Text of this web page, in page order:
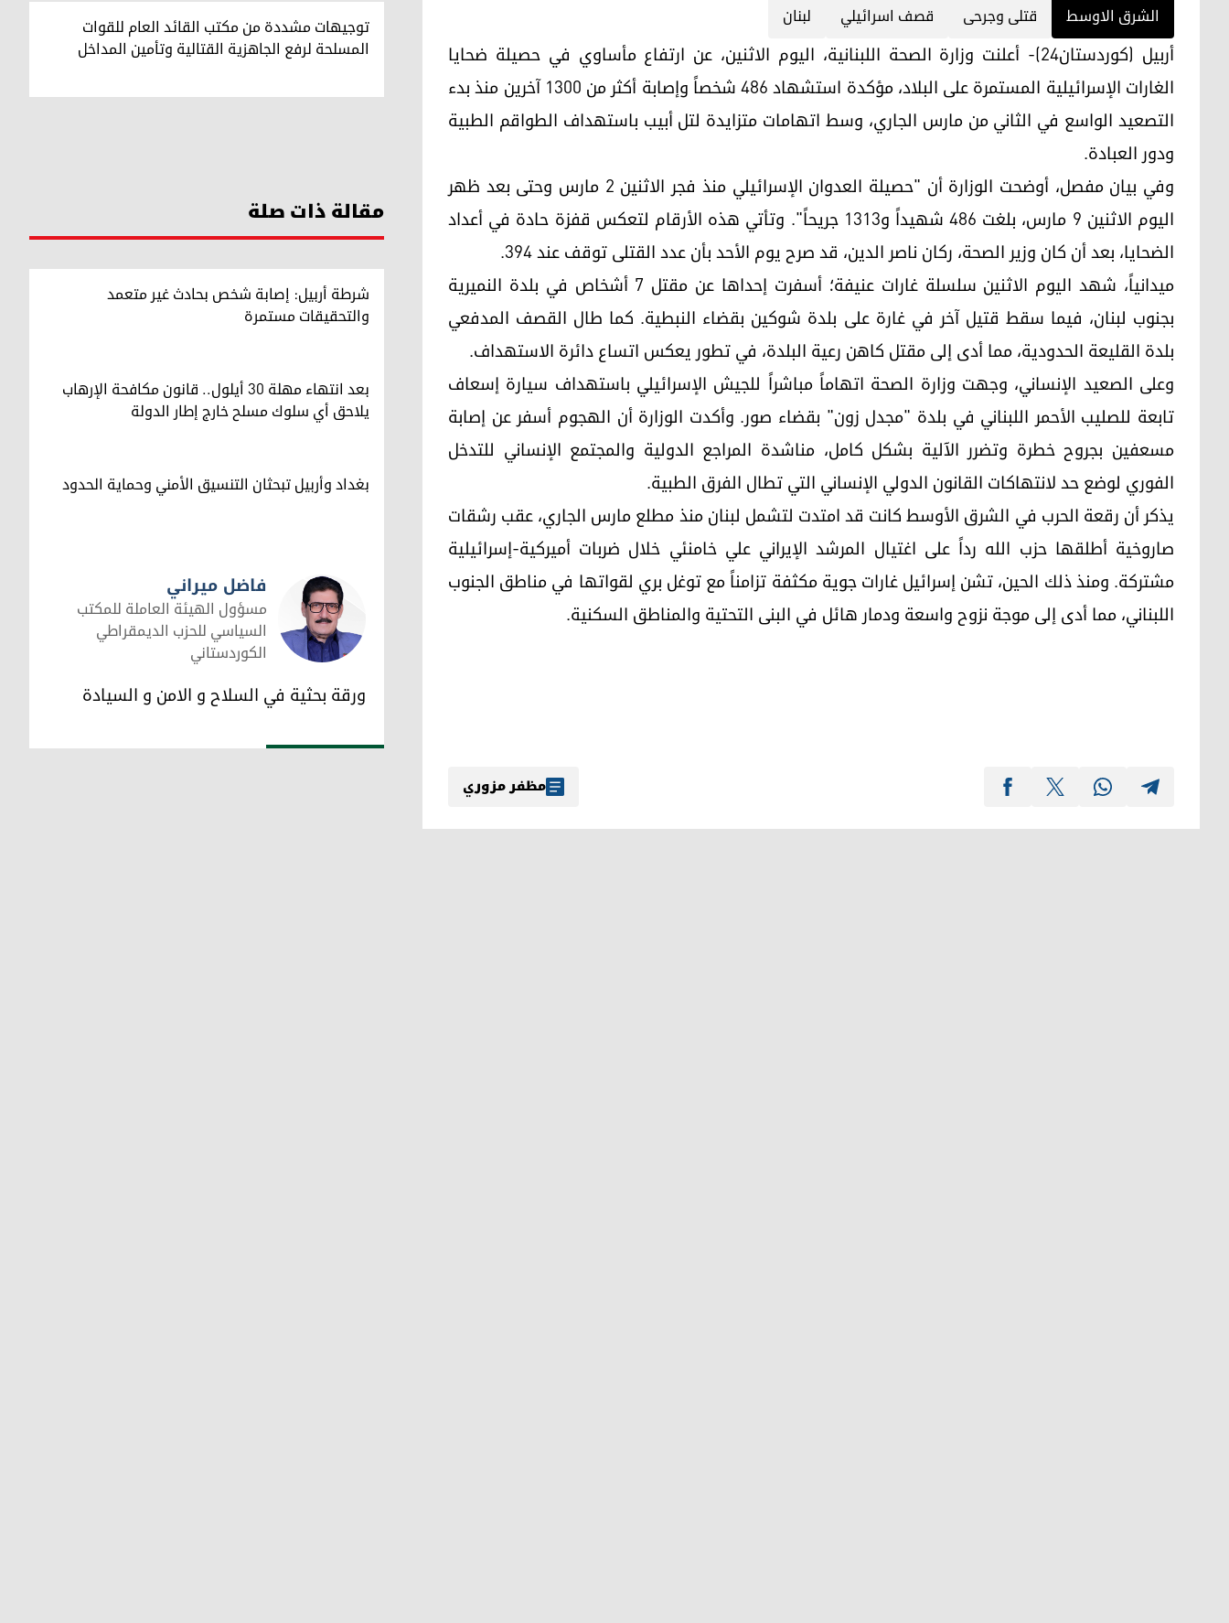
الشرق الاوسط قتلى وجرحى قصف اسرائيلي لبنان
أربيل (كوردستان24)- أعلنت وزارة الصحة اللبنانية، اليوم الاثنين، عن ارتفاع مأساوي في حصيلة ضحايا
الغارات الإسرائيلية المستمرة على البلاد، مؤكدة استشهاد 486 شخصاً وإصابة أكثر من 1300 آخرين منذ بدء
التصعيد الواسع في الثاني من مارس الجاري، وسط اتهامات متزايدة لتل أبيب باستهداف الطواقم الطبية
ودور العبادة.
وفي بيان مفصل، أوضحت الوزارة أن "حصيلة العدوان الإسرائيلي منذ فجر الاثنين 2 مارس وحتى بعد ظهر
اليوم الاثنين 9 مارس، بلغت 486 شهيداً و1313 جريحاً". وتأتي هذه الأرقام لتعكس قفزة حادة في أعداد
الضحايا، بعد أن كان وزير الصحة، ركان ناصر الدين، قد صرح يوم الأحد بأن عدد القتلى توقف عند 394.
ميدانياً، شهد اليوم الاثنين سلسلة غارات عنيفة؛ أسفرت إحداها عن مقتل 7 أشخاص في بلدة النميرية
بجنوب لبنان، فيما سقط قتيل آخر في غارة على بلدة شوكين بقضاء النبطية. كما طال القصف المدفعي
بلدة القليعة الحدودية، مما أدى إلى مقتل كاهن رعية البلدة، في تطور يعكس اتساع دائرة الاستهداف.
وعلى الصعيد الإنساني، وجهت وزارة الصحة اتهاماً مباشراً للجيش الإسرائيلي باستهداف سيارة إسعاف
تابعة للصليب الأحمر اللبناني في بلدة "مجدل زون" بقضاء صور. وأكدت الوزارة أن الهجوم أسفر عن إصابة
مسعفين بجروح خطرة وتضرر الآلية بشكل كامل، مناشدة المراجع الدولية والمجتمع الإنساني للتدخل
الفوري لوضع حد لانتهاكات القانون الدولي الإنساني التي تطال الفرق الطبية.
يذكر أن رقعة الحرب في الشرق الأوسط كانت قد امتدت لتشمل لبنان منذ مطلع مارس الجاري، عقب رشقات
صاروخية أطلقها حزب الله رداً على اغتيال المرشد الإيراني علي خامنئي خلال ضربات أميركية-إسرائيلية
مشتركة. ومنذ ذلك الحين، تشن إسرائيل غارات جوية مكثفة تزامناً مع توغل بري لقواتها في مناطق الجنوب
اللبناني، مما أدى إلى موجة نزوح واسعة ودمار هائل في البنى التحتية والمناطق السكنية.
مظفر مزوري
توجيهات مشددة من مكتب القائد العام للقوات
المسلحة لرفع الجاهزية القتالية وتأمين المداخل
مقالة ذات صلة
شرطة أربيل: إصابة شخص بحادث غير متعمد
والتحقيقات مستمرة
بعد انتهاء مهلة 30 أيلول.. قانون مكافحة الإرهاب
يلاحق أي سلوك مسلح خارج إطار الدولة
بغداد وأربيل تبحثان التنسيق الأمني وحماية الحدود
فاضل ميراني
فاضل ميراني
مسؤول الهيئة العاملة للمكتب
السياسي للحزب الديمقراطي
الكوردستاني
ورقة بحثية في السلاح و الامن و السيادة